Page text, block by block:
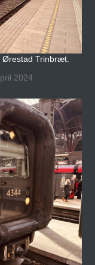
Ørestad Trinbræt.
2024